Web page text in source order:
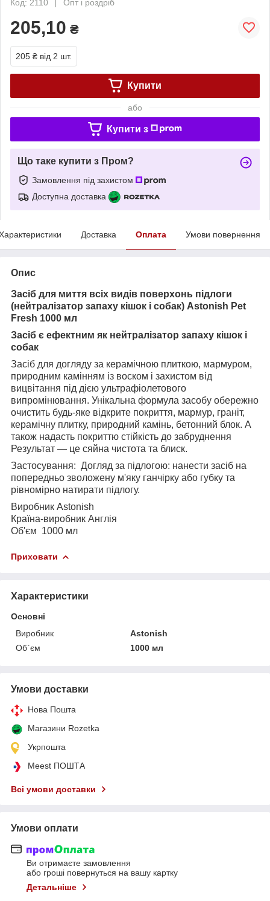
Код: 2110
Опт і роздріб
205,10 ₴
205 ₴ від 2 шт.
Купити
або
Купити з
Що таке купити з Пром?
Замовлення під захистом
Доступна доставка
Доставка Оплата Умови повернення
Опис
Засіб для миття всіх видів поверхонь підлоги
(нейтралізатор запаху кішок і собак) Astonish Pet
Fresh 1000 мл
Засіб є ефектним як нейтралізатор запаху кішок і
собак
Засіб для догляду за керамічною плиткою, мармуром,
природним камінням із воском і захистом від
вицвітання під дією ультрафіолетового
випромінювання. Унікальна формула засобу обережно
очистить будь-яке відкрите покриття, мармур, граніт,
керамічну плитку, природний камінь, бетонний блок. А
також надасть покриттю стійкість до забруднення
Результат — це сяйна чистота та блиск.
Застосування: Догляд за підлогою: нанести засіб на
попередньо зволожену м'яку ганчірку або губку та
рівномірно натирати підлогу.
Виробник Astonish
Країна-виробник Англія
Об'єм 1000 мл
Приховати
Характеристики
Основні
Виробник
Astonish
Об`єм
1000 мл
Умови доставки
Нова Пошта
Магазини Rozetka
Укрпошта
Meest ПОШТА
Всі умови доставки
Умови оплати
Ви отримаєте замовлення
або гроші повернуться на вашу картку
Детальніше